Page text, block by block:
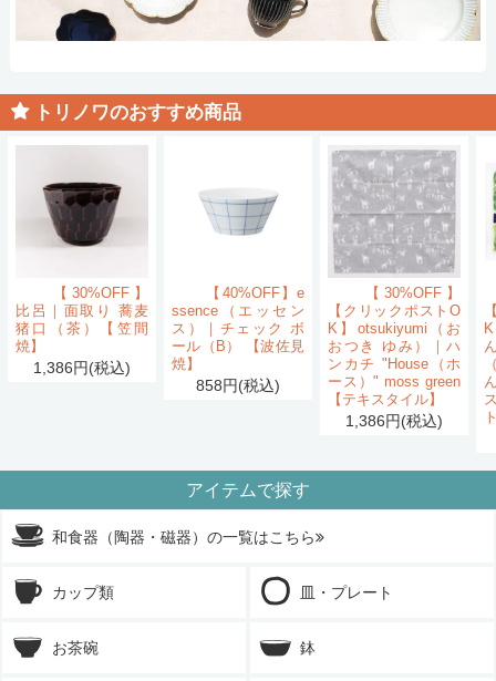
トリノワのおすすめ商品
【30%OFF】
比呂｜面取り 蕎麦
猪口（茶）【笠間
焼】
1,386円(税込)
【40%OFF】e
ssence（エッセン
ス）｜チェック ボ
ール（B） 【波佐見
焼】
858円(税込)
【30%OFF】
【クリックポストO
K】otsukiyumi（お
おつき ゆみ）｜ハ
ンカチ "House（ホ
ース）" moss green
【テキスタイル】
1,386円(税込)
アイテムで探す
和食器（陶器・磁器）の一覧はこちら
カップ類 皿・プレート
お茶碗 鉢